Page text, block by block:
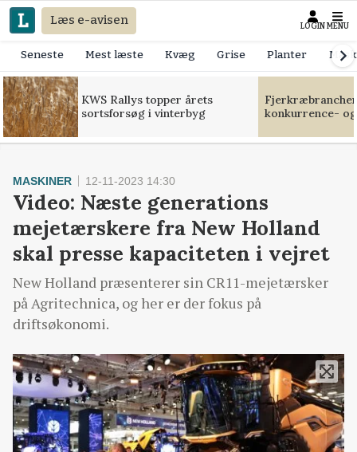
Læs e-avisen LOGIN MENU
Seneste Mest læste Kvæg Grise Planter
KWS Rallys topper årets
sortsforsøg i vinterbyg
konkurrence-
MASKINER 12-11-2023 14:30
Video: Næste generations
mejetærskere fra New Holland
skal presse kapaciteten i vejret
New Holland præsenterer sin CR11-mejetærsker
på Agritechnica, og her er der fokus på
driftsøkonomi.